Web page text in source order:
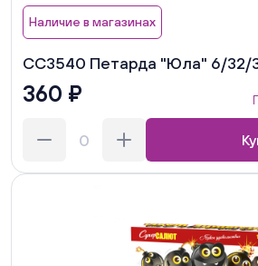
Наличие в магазинах
СС3540 Петарда "Юла" 6/32/
360 ₽